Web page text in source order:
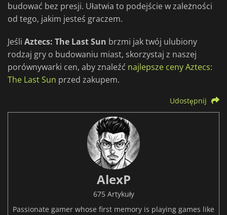
budować bez presji. Ułatwia to podejście w zależności
od tego, jakim jesteś graczem.
Jeśli Aztecs: The Last Sun brzmi jak twój ulubiony
rodzaj gry o budowaniu miast, skorzystaj z naszej
porównywarki cen, aby znaleźć najlepsze ceny Aztecs:
The Last Sun przed zakupem.
Udostępnij
AlexP
675 Artykuły
Passionate gamer whose first memory is playing games like